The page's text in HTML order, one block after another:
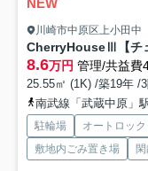
NEW
川崎市中原区上小田中
CherryHouseⅢ【チ
8.6万円 管理/共益費
25.55㎡ (1K) /築19年 /
南武線「武蔵中原」
駐輪場 オートロック
敷地内ごみ置き場